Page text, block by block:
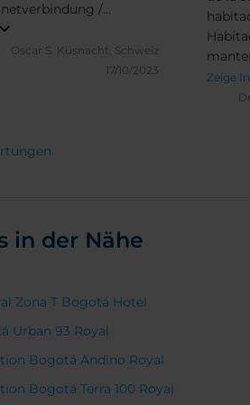
/
Personal / Sehr
mit frischen
Veganer Getränke
Oscar S. Küsnacht, Schweiz
17/10/2023
Zeige
in der Nähe
Zona T Bogotá Hotel
Urban 93 Royal
Bogotá Andino Royal
Bogotá Terra 100 Royal